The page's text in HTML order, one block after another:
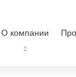
О компании